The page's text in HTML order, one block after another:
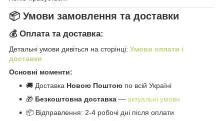
📦 Умови замовлення та доставки
💰 Оплата та доставка:
Детальні умови дивіться на сторінці: Умови оплати і
доставки
Основні моменти:
🚚 Доставка Новою Поштою по всій Україні
🎁 Безкоштовна доставка — актуальні умови
📦 Відправлення: 2-4 робочі дні після оплати